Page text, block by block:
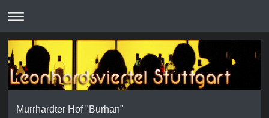
Murrhardter Hof "Burhan"